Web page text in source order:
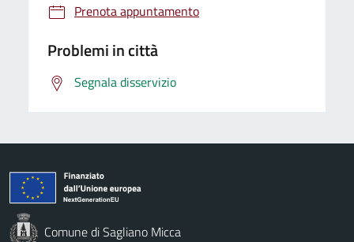
Prenota appuntamento
Problemi in città
Segnala disservizio
Comune di Sagliano Micca